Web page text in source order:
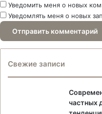
Уведомить меня о новых
Уведомлять меня о новых
Свежие записи
частных